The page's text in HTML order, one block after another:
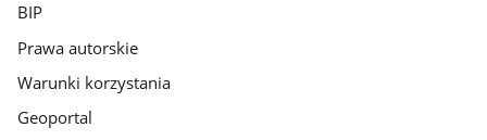
BIP
Prawa autorskie
Warunki korzystania
Geoportal